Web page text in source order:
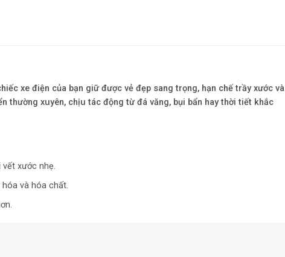
xe điện của bạn giữ được vẻ đẹp sang trọng, hạn chế trầy xước và
thường xuyên, chịu tác động từ đá văng, bụi bẩn hay thời tiết khắc
vết xước nhẹ.
hóa và hóa chất.